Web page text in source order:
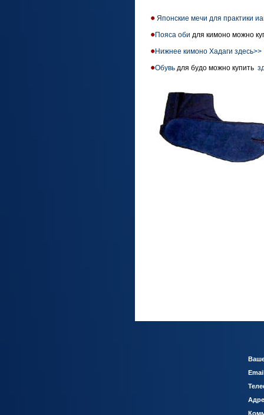
Японские мечи для практики
Пояса оби для кимоно можно
Нижнее кимоно Хадаги здесь>>
Обувьдля будо можно купить